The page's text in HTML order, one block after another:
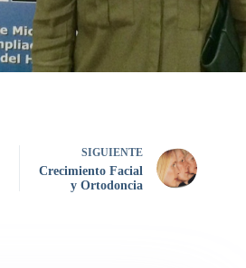
SIGUIENTE
Crecimiento Facial
y Ortodoncia